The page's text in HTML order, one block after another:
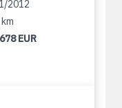
2012
EUR